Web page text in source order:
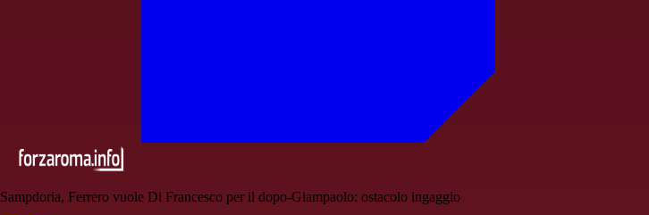
Sampdoria, Ferrero vuole Di Francesco per il dopo-Giampaolo: ostacolo ingaggio